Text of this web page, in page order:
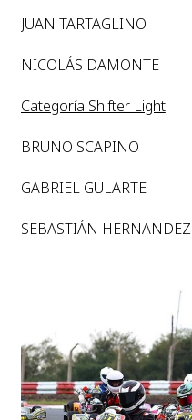
JUAN TARTAGLINO
NICOLÁS DAMONTE
Categoría Shifter Light
BRUNO SCAPINO
GABRIEL GULARTE
SEBASTIÁN HERNANDEZ